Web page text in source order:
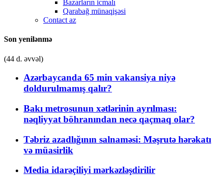
Bazarların icmalı
Qarabağ münaqişəsi
Contact az
Son yenilənmə
(44 d. əvvəl)
Azərbaycanda 65 min vakansiya niyə
doldurulmamış qalır?
Bakı metrosunun xətlərinin ayrılması:
nəqliyyat böhranından necə qaçmaq olar?
Təbriz azadlığının salnaməsi: Məşrutə hərəkatı
və müasirlik
Media idarəçiliyi mərkəzləşdirilir